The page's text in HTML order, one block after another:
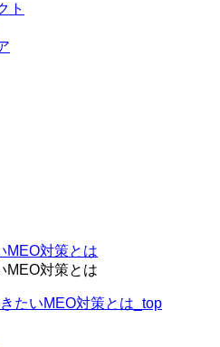
ト
MEO対策とは
MEO対策とは
たいMEO対策とは_top